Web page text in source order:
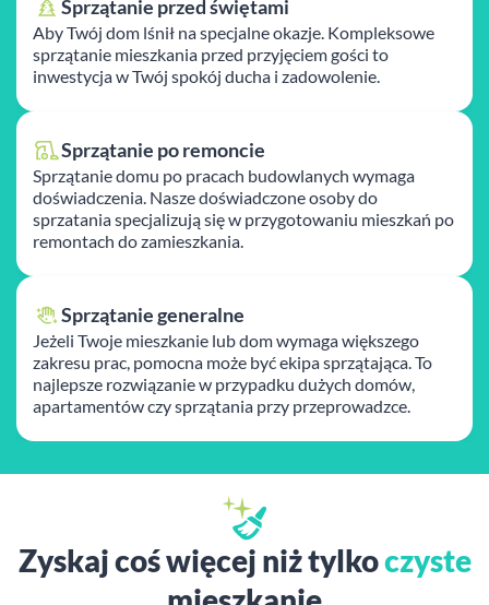
Sprzątanie przed świętami
Aby Twój dom lśnił na specjalne okazje. Kompleksowe
sprzątanie mieszkania przed przyjęciem gości to
inwestycja w Twój spokój ducha i zadowolenie.
Sprzątanie po remoncie
Sprzątanie domu po pracach budowlanych wymaga
doświadczenia. Nasze doświadczone osoby do
sprzatania specjalizują się w przygotowaniu mieszkań po
remontach do zamieszkania.
Sprzątanie generalne
Jeżeli Twoje mieszkanie lub dom wymaga większego
zakresu prac, pomocna może być ekipa sprzątająca. To
najlepsze rozwiązanie w przypadku dużych domów,
apartamentów czy sprzątania przy przeprowadzce.
Zyskaj coś więcej niż tylkoczyste